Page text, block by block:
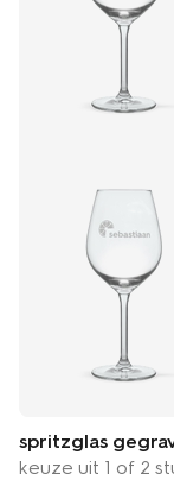
spritzglas
keuze uit 1 of 2